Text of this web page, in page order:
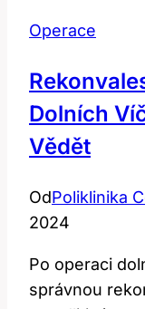
Operace
Dolních
Vědět
OdPoliklinika
2024
Po operaci
správnou